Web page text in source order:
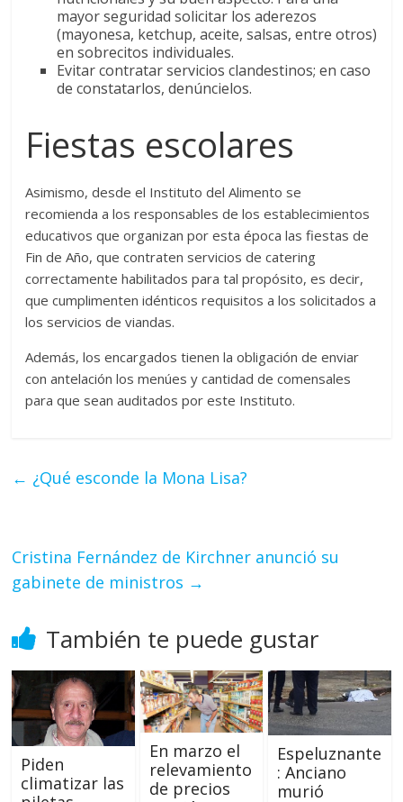
mayor seguridad solicitar los aderezos
(mayonesa, ketchup, aceite, salsas, entre otros)
en sobrecitos individuales.
Evitar contratar servicios clandestinos; en caso
de constatarlos, denúncielos.
Fiestas escolares
Asimismo, desde el Instituto del Alimento se
recomienda a los responsables de los establecimientos
educativos que organizan por esta época las fiestas de
Fin de Año, que contraten servicios de catering
correctamente habilitados para tal propósito, es decir,
que cumplimenten idénticos requisitos a los solicitados a
los servicios de viandas.
Además, los encargados tienen la obligación de enviar
con antelación los menúes y cantidad de comensales
para que sean auditados por este Instituto.
← ¿Qué esconde la Mona Lisa?
Cristina Fernández de Kirchner anunció su
gabinete de ministros →
También te puede gustar
Piden
climatizar las
En marzo el
relevamiento
de precios
Espeluznante
: Anciano
murió